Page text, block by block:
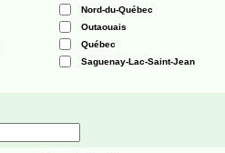
Nord-du-Québec
Outaouais
Québec
Saguenay-Lac-Saint-Jean